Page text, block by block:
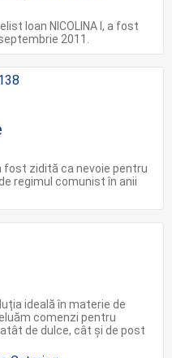
Ioan NICOLINA I, a fost
2011.
fost zidită ca nevoie pentru
regimul comunist în anii
ideală în materie de
comenzi pentru
de dulce, cât și de post